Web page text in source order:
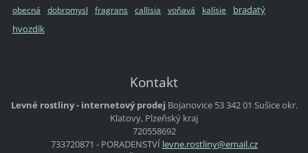
obecná dobromysl fragrans callisia voňavá kalísie
bradatý
hvozdík
Kontakt
Levné rostliny - internetový prodej Bojanovice 53342 01 Sušiceokr.
Klatovy, Plzeňský kraj
720558692
733720871 - PORADENSTVÍ levne.rostliny@email.cz